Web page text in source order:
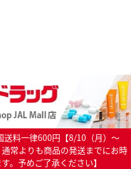
送料一律600円【8/10（月）～
常よりも商品の発送までにお時
。予めご了承ください】